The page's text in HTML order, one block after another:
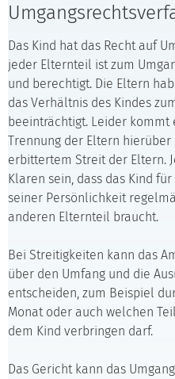
Das Kind hat das Recht auf
jeder Elternteil ist zum
und berechtigt. Die Eltern
das Verhältnis des Kindes
beeinträchtigt. Leider kommt
Trennung der Eltern
erbittertem Streit der Eltern.
Klaren sein, dass das Kind
seiner Persönlichkeit
anderen Elternteil braucht.
Bei Streitigkeiten kann das
über den Umfang und die
entscheiden, zum Beispiel
Monat oder auch welchen
dem Kind verbringen darf.
Das Gericht kann das